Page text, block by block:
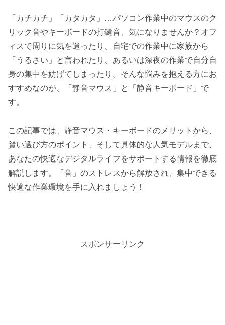
「カチカチ」「カタカタ」…パソコン作業中のマウスのク
リック音やキーボードの打鍵音、気になりませんか？オフ
ィスで周りに気を遣ったり、自宅での作業中に家族から
「うるさい」と言われたり、あるいは深夜の作業で自分自
身の集中を妨げてしまったり。そんな悩みを抱える方にお
すすめなのが、「静音マウス」と「静音キーボード」で
す。
この記事では、静音マウス・キーボードのメリットから、
賢い選び方のポイント、そして具体的な人気モデルまで、
あなたの快適なデジタルライフをサポートする情報を徹底
解説します。「音」のストレスから解放され、集中できる
快適な作業環境を手に入れましょう！
スポンサーリンク